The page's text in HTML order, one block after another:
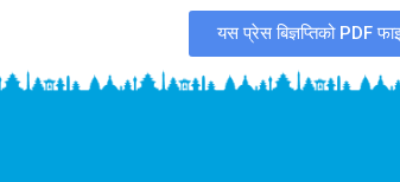
यस प्रेस बिज्ञप्तिको PDF